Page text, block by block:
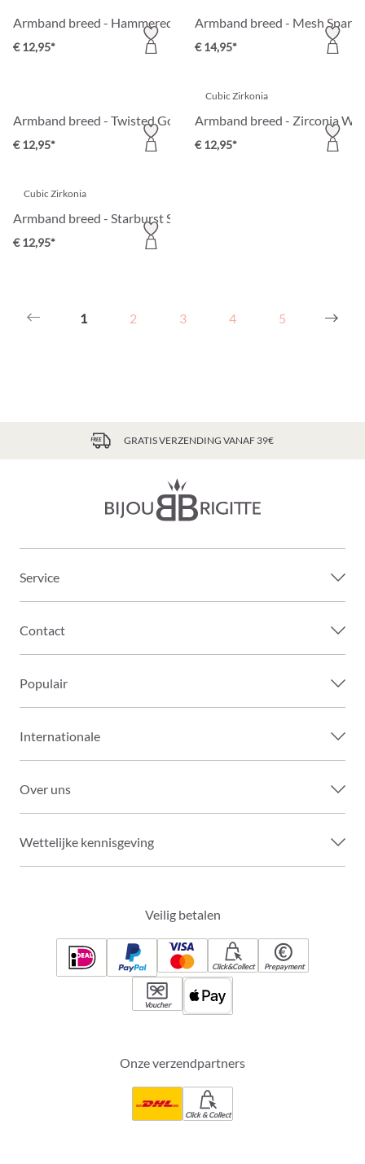
Armband breed - Hammered Circles
€ 12,95*
Armband breed - Mesh
€ 14,95*
Armband breed - Twisted Gold
€ 12,95*
Cubic Zirkonia
Armband breed - Zirconia
€ 12,95*
Cubic Zirkonia
Armband breed - Starburst Shine
€ 12,95*
1 2 3 4 5
GRATIS VERZENDING VANAF 39€
Service
Contact
Populair
Internationale
Over uns
Wettelijke kennisgeving
Veilig betalen
Click&Collect Prepayment
Voucher
Onze verzendpartners
Click & Collect